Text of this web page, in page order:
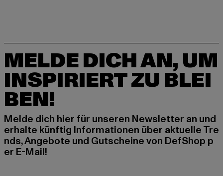
MELDE DICH AN, UM
INSPIRIERT ZU BLEI
BEN!
Melde dich hier für unseren Newsletter an und
erhalte künftig Informationen über aktuelle Tre
nds, Angebote und Gutscheine von DefShop p
er E-Mail!